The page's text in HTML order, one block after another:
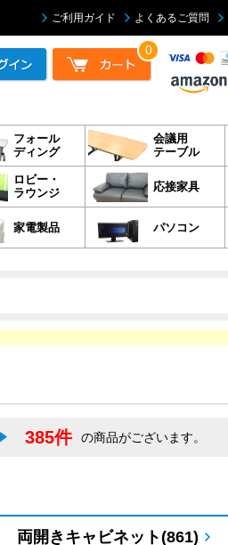
ご利用ガイド よくあるご質問
0
フォール
ディング
会議用
テーブル
ロビー・
ラウンジ
応接家具
家電製品 パソコン
385件 の商品がございます。
両開きキャビネット(861)